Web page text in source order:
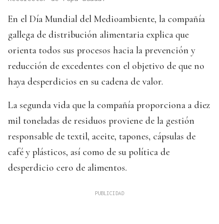
En el Día Mundial del Medioambiente, la compañía
gallega de distribución alimentaria explica que
orienta todos sus procesos hacia la prevención y
reducción de excedentes con el objetivo de que no
haya desperdicios en su cadena de valor.
La segunda vida que la compañía proporciona a diez
mil toneladas de residuos proviene de la gestión
responsable de textil, aceite, tapones, cápsulas de
café y plásticos, así como de su política de
desperdicio cero de alimentos.